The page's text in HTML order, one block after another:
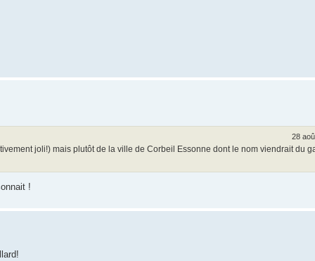
28
joli!) mais plutôt de la ville de Corbeil Essonne dont le nom viendrait du
!